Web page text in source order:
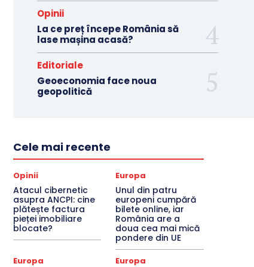
Opinii
La ce preț începe România să
lase mașina acasă?
Editoriale
Geoeconomia face noua
geopolitică
Cele mai recente
Opinii
Atacul cibernetic
asupra ANCPI: cine
plătește factura
pieței imobiliare
blocate?
Europa
Unul din patru
europeni cumpără
bilete online, iar
România are a
doua cea mai mică
pondere din UE
Europa Europa